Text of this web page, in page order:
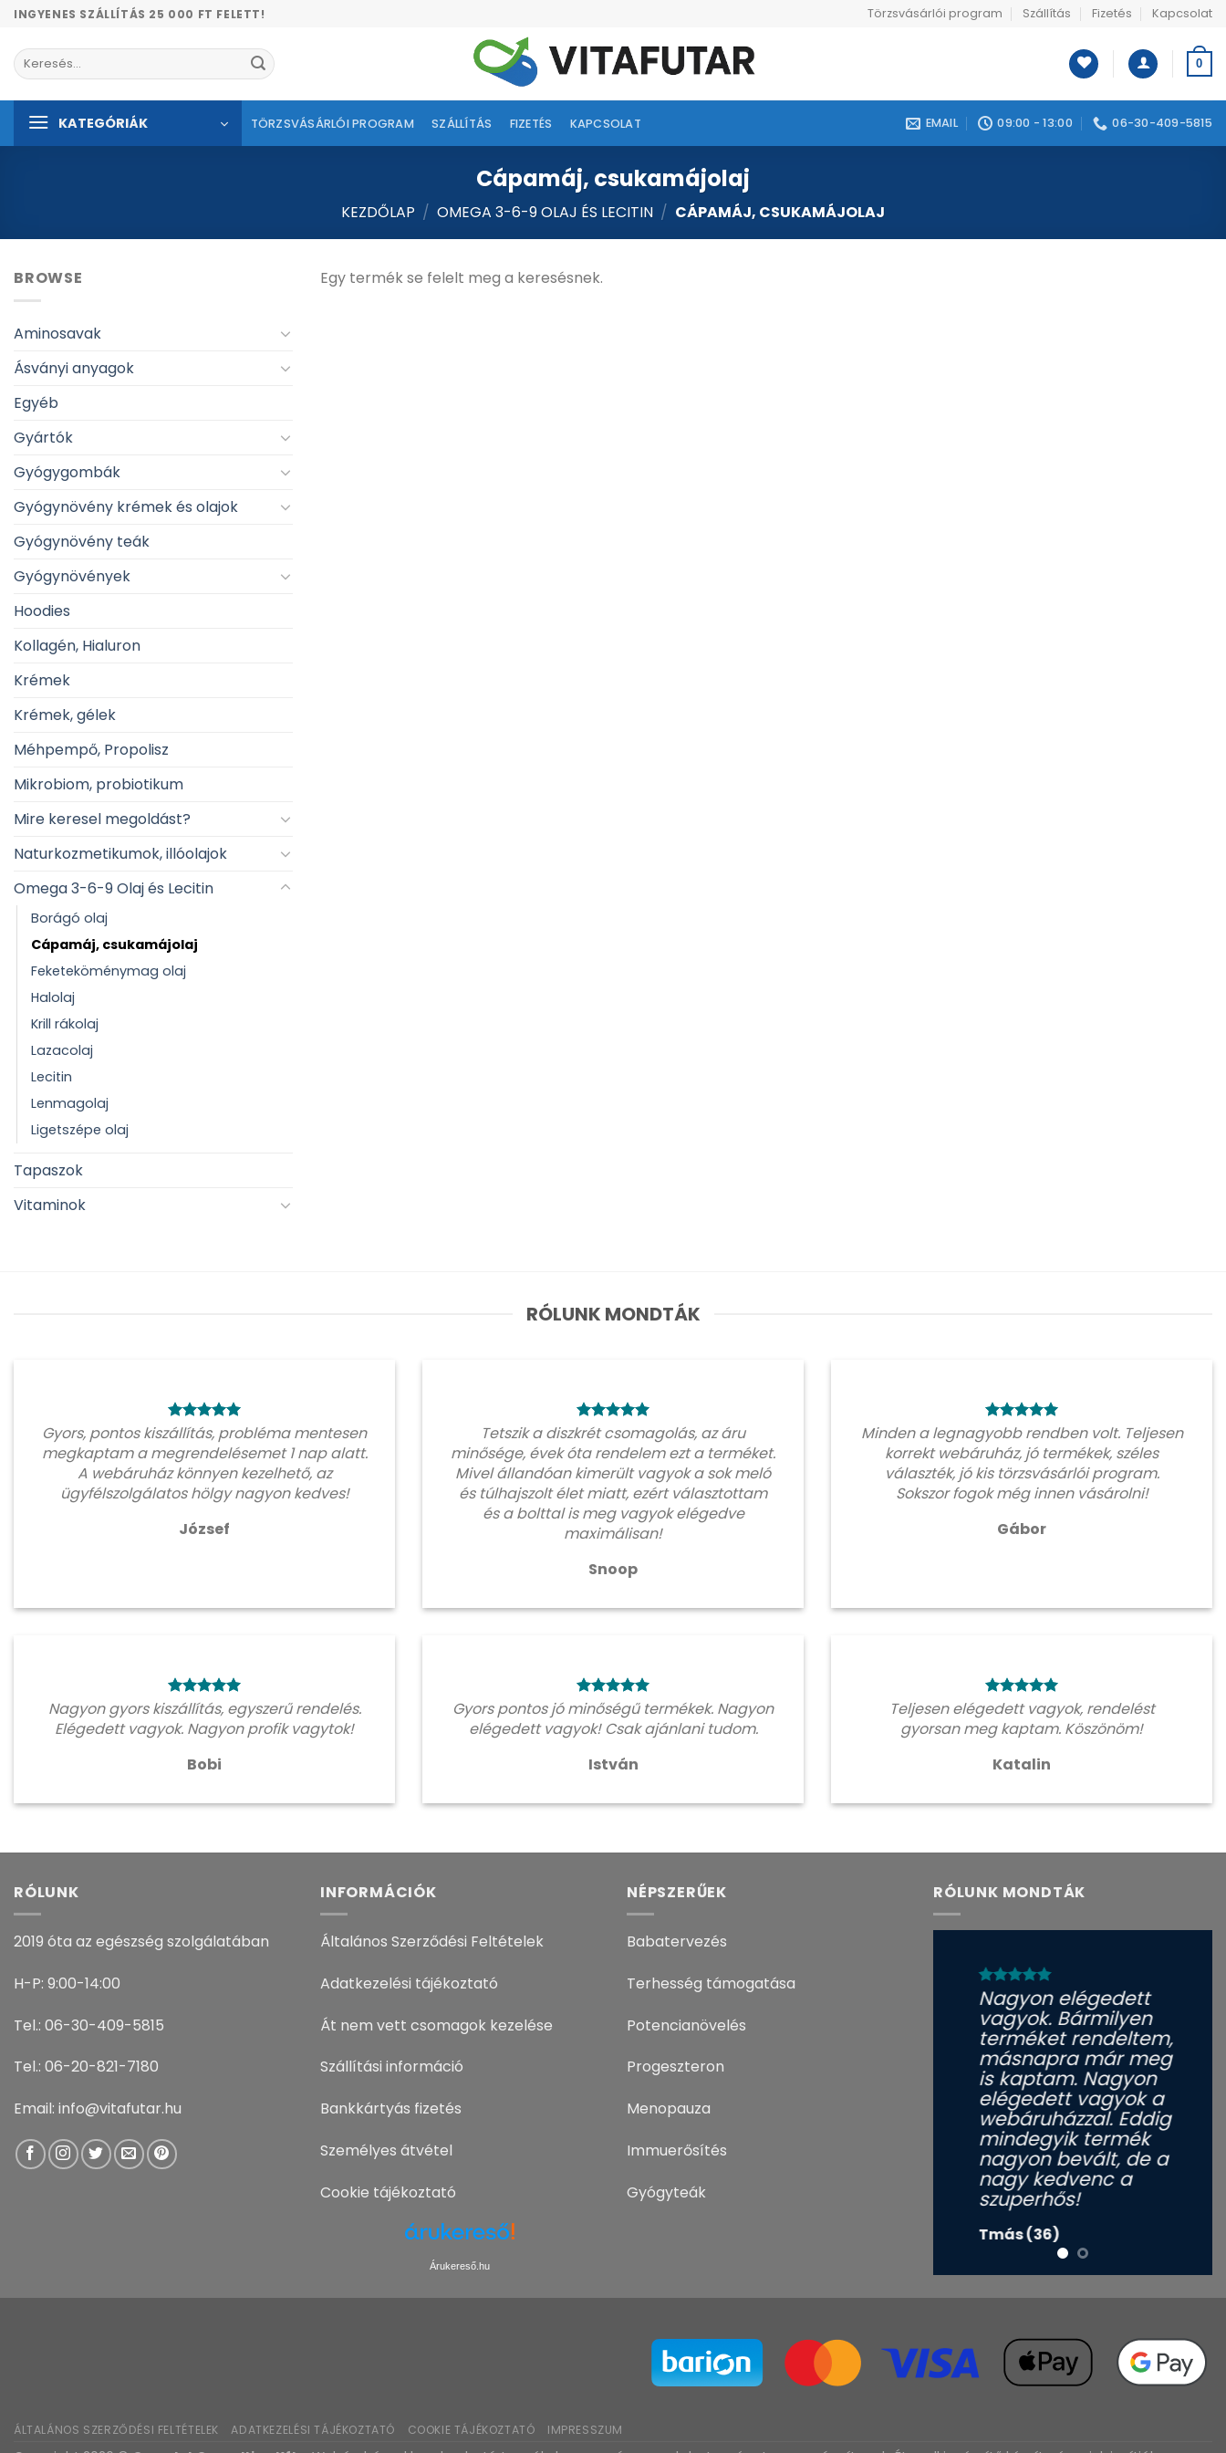
Skip
content
INGYENES SZÁLLÍTÁS 25 000 FT FELETT! Törzsvásárlói program Szállítás Fizetés Kapcsolat
Keresés
a
0
KATEGÓRIÁK TÖRZSVÁSÁRLÓI PROGRAM SZÁLLÍTÁS FIZETÉS KAPCSOLAT EMAIL 09:00 - 13:00 06-30-409-5815
Cápamáj, csukamájolaj
KEZDŐLAP / OMEGA 3-6-9 OLAJ ÉS LECITIN / CÁPAMÁJ, CSUKAMÁJOLAJ
BROWSE
Aminosavak
Ásványi anyagok
Egyéb
Gyártók
Gyógygombák
Gyógynövény krémek és olajok
Gyógynövény teák
Gyógynövények
Hoodies
Kollagén, Hialuron
Krémek
Krémek, gélek
Méhpempő, Propolisz
Mikrobiom, probiotikum
Mire keresel megoldást?
Naturkozmetikumok, illóolajok
Omega 3-6-9 Olaj és Lecitin
Borágó olaj
Cápamáj, csukamájolaj
Feketeköménymag olaj
Halolaj
Krill rákolaj
Lazacolaj
Lecitin
Lenmagolaj
Ligetszépe olaj
Tapaszok
Vitaminok
Egy termék se felelt meg a keresésnek.
RÓLUNK MONDTÁK
Gyors, pontos kiszállítás, probléma mentesen
megkaptam a megrendelésemet 1 nap alatt.
A webáruház könnyen kezelhető, az
ügyfélszolgálatos hölgy nagyon kedves!
József
Tetszik a diszkrét csomagolás, az áru
minősége, évek óta rendelem ezt a terméket.
Mivel állandóan kimerült vagyok a sok meló
és túlhajszolt élet miatt, ezért választottam
és a bolttal is meg vagyok elégedve
maximálisan!
Snoop
Minden a legnagyobb rendben volt. Teljesen
korrekt webáruház, jó termékek, széles
választék, jó kis törzsvásárlói program.
Sokszor fogok még innen vásárolni!
Gábor
Nagyon gyors kiszállítás, egyszerű rendelés.
Elégedett vagyok. Nagyon profik vagytok!
Bobi
Gyors pontos jó minőségű termékek. Nagyon
elégedett vagyok! Csak ajánlani tudom.
István
Teljesen elégedett vagyok, rendelést
gyorsan meg kaptam. Köszönöm!
Katalin
RÓLUNK
2019 óta az egészség szolgálatában
H-P: 9:00-14:00
Tel.: 06-30-409-5815
Tel.: 06-20-821-7180
Email: info@vitafutar.hu
INFORMÁCIÓK
Általános Szerződési Feltételek
Adatkezelési tájékoztató
Át nem vett csomagok kezelése
Szállítási információ
Bankkártyás fizetés
Személyes átvétel
Cookie tájékoztató
Árukereső.hu
NÉPSZERŰEK
Babatervezés
Terhesség támogatása
Potencianövelés
Progeszteron
Menopauza
Immuerősítés
Gyógyteák
RÓLUNK MONDTÁK
Nagyon elégedett
vagyok. Bármilyen
terméket rendeltem,
másnapra már meg
is kaptam. Nagyon
elégedett vagyok a
webáruházzal. Eddig
mindegyik termék
nagyon bevált, de a
nagy kedvenc a
szuperhős!
Tmás (36)
ÁLTALÁNOS SZERZŐDÉSI FELTÉTELEK ADATKEZELÉSI TÁJÉKOZTATÓ COOKIE TÁJÉKOZTATÓ IMPRESSZUM